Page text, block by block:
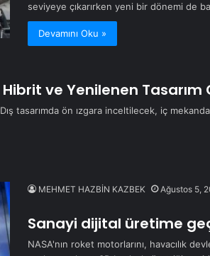
seviyeye çıkarırken yeni bir dönemi de
Devamını Oku »
ve Yenilenen Tasarım
tasarımda ön ızgara inceltilecek, iç
MEHMET HAZBİN KAZBEK
Ağustos 5,
Sanayi dijital üretime
NASA'nın roket motorlarını, havacılık